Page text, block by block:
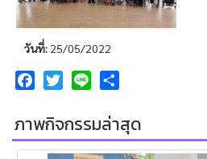
วันที่: 25/05/2022
FacebookTwitterLine
ภาพกิจกรรมล่าสุด